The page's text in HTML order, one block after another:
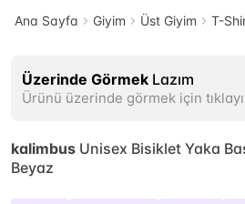
Ana Sayfa Giyim Üst Giyim T-
Üzerinde Görmek Lazım
Ürünü üzerinde görmek için
kalimbus Unisex Bisiklet Yaka
Beyaz